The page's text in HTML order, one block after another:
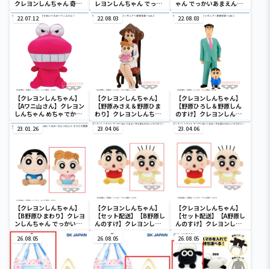
クレヨンしんちゃん 奇々
怪々！オラの妖怪バケ～
ション おおきな
SOFVIMATES～野原しん
のすけ～
レヨンしんちゃん でっか
いあまえんぼぬいぐるみ
ゃん でっかいあまえんぼ
ぬいぐるみ
22.07.12
【クレヨンしんちゃん】
【Aワニ山さん】クレヨン
しんちゃん めちゃでかぬ
いぐるみ～ワニ山さん～
22.08.03
【クレヨンしんちゃん】
【野原みさえ＆野原ひま
わり】クレヨンしんちゃ
ん 野原家フィギュア～家
族写真～vol.2
22.08.03
【クレヨンしんちゃん】
【野原ひろし＆野原しん
のすけ】クレヨンしんち
ゃん 野原家フィギュア～
家族写真～vol.1
23.01.26
【クレヨンしんちゃん】
【B野原ひまわり】クレヨ
ンしんちゃん でっかいぬ
いぐるみ～むにゃむにゃ
オラたち野原一家だゾ～
23.04.06
【クレヨンしんちゃん】
【セット配送】【B野原し
んのすけ】クレヨンしん
ちゃん でっかいぬいぐる
み～今も昔もかわいいオ
ラだゾ～
23.04.06
【クレヨンしんちゃん】
【セット配送】【A野原し
んのすけ】クレヨンしん
ちゃん でっかいぬいぐる
み～今も昔もかわいいオ
ラだゾ～
26.08.05 26.08.05 26.08.05